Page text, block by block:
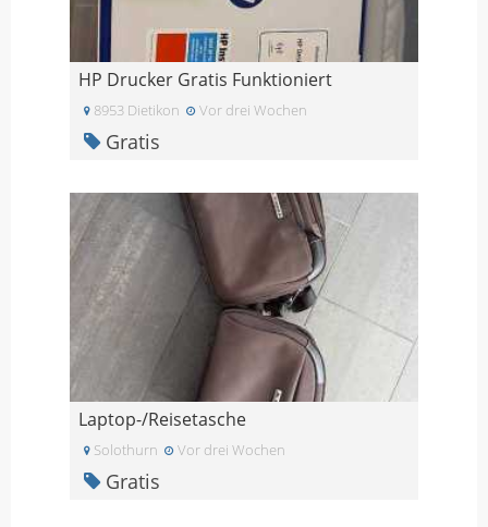
HP Drucker Gratis Funktioniert
8953 Dietikon Vor drei Wochen
Gratis
Laptop-/Reisetasche
Solothurn Vor drei Wochen
Gratis